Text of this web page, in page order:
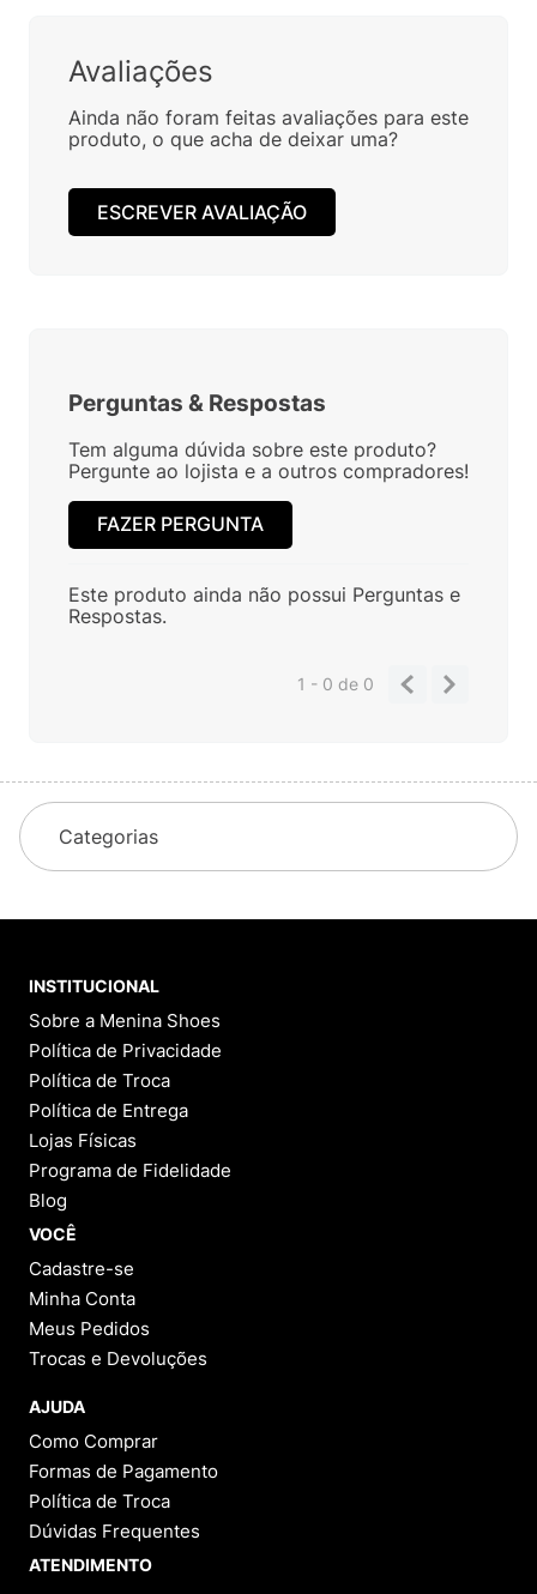
Avaliações
Ainda não foram feitas avaliações para este
produto, o que acha de deixar uma?
ESCREVER AVALIAÇÃO
Perguntas & Respostas
Tem alguma dúvida sobre este produto?
Pergunte ao lojista e a outros compradores!
FAZER PERGUNTA
Este produto ainda não possui Perguntas e
Respostas.
1 - 0de 0
Categorias
INSTITUCIONAL
Sobre a Menina Shoes
Política de Privacidade
Política de Troca
Política de Entrega
Lojas Físicas
Programa de Fidelidade
Blog
VOCÊ
Cadastre-se
Minha Conta
Meus Pedidos
Trocas e Devoluções
AJUDA
Como Comprar
Formas de Pagamento
Política de Troca
Dúvidas Frequentes
ATENDIMENTO